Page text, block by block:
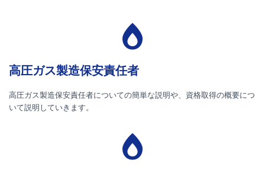
高圧ガス製造保安責任者
高圧ガス製造保安責任者についての簡単な説明や、資格取得の概要につ
いて説明していきます。